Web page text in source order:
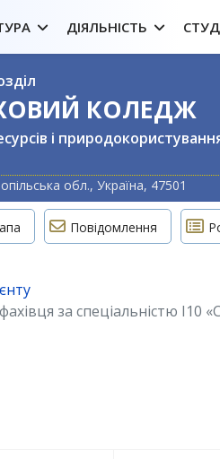
ДІЯЛЬНІСТЬ
КОЛЕДЖ
і
обл., Україна, 47501
Повідомлення
за спеціальністю I10